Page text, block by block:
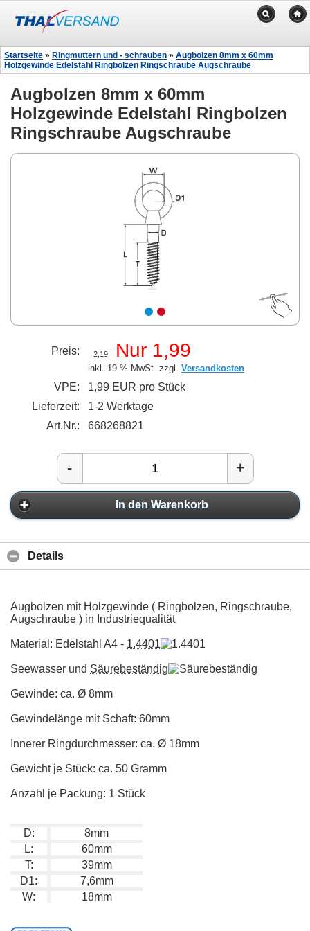
Startseite » Ringmuttern und - schrauben » Augbolzen 8mm x 60mm
Holzgewinde Edelstahl Ringbolzen Ringschraube Augschraube
Augbolzen 8mm x 60mm
Holzgewinde Edelstahl Ringbolzen
Ringschraube Augschraube
Preis: 2,19 Nur 1,99
inkl. 19 % MwSt. zzgl. Versandkosten
VPE:
1,99 EUR pro Stück
Lieferzeit:
1-2 Werktage
Art.Nr.:
668268821
- +
In den Warenkorb
Details
Augbolzen mit Holzgewinde ( Ringbolzen, Ringschraube,
Augschraube ) in Industriequalität
Material: Edelstahl A4 - 1.4401
Seewasser und Säurebeständig
Gewinde: ca. Ø 8mm
Gewindelänge mit Schaft: 60mm
Innerer Ringdurchmesser: ca. Ø 18mm
Gewicht je Stück: ca. 50 Gramm
Anzahl je Packung: 1 Stück
D:
8mm
L:
60mm
T:
39mm
D1:
7,6mm
W:
18mm